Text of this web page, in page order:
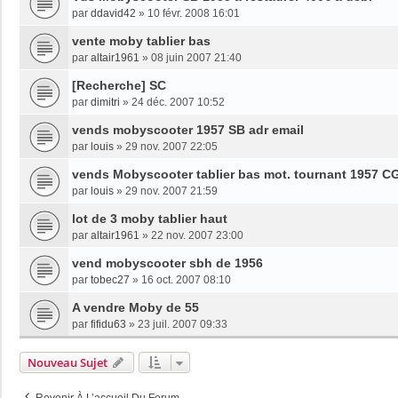
par ddavid42 » 10 févr. 2008 16:01
vente moby tablier bas
par altair1961 » 08 juin 2007 21:40
[Recherche] SC
par dimitri » 24 déc. 2007 10:52
vends mobyscooter 1957 SB adr email
par louis » 29 nov. 2007 22:05
vends Mobyscooter tablier bas mot. tournant 1957
par louis » 29 nov. 2007 21:59
lot de 3 moby tablier haut
par altair1961 » 22 nov. 2007 23:00
vend mobyscooter sbh de 1956
par tobec27 » 16 oct. 2007 08:10
A vendre Moby de 55
par fifidu63 » 23 juil. 2007 09:33
Nouveau Sujet